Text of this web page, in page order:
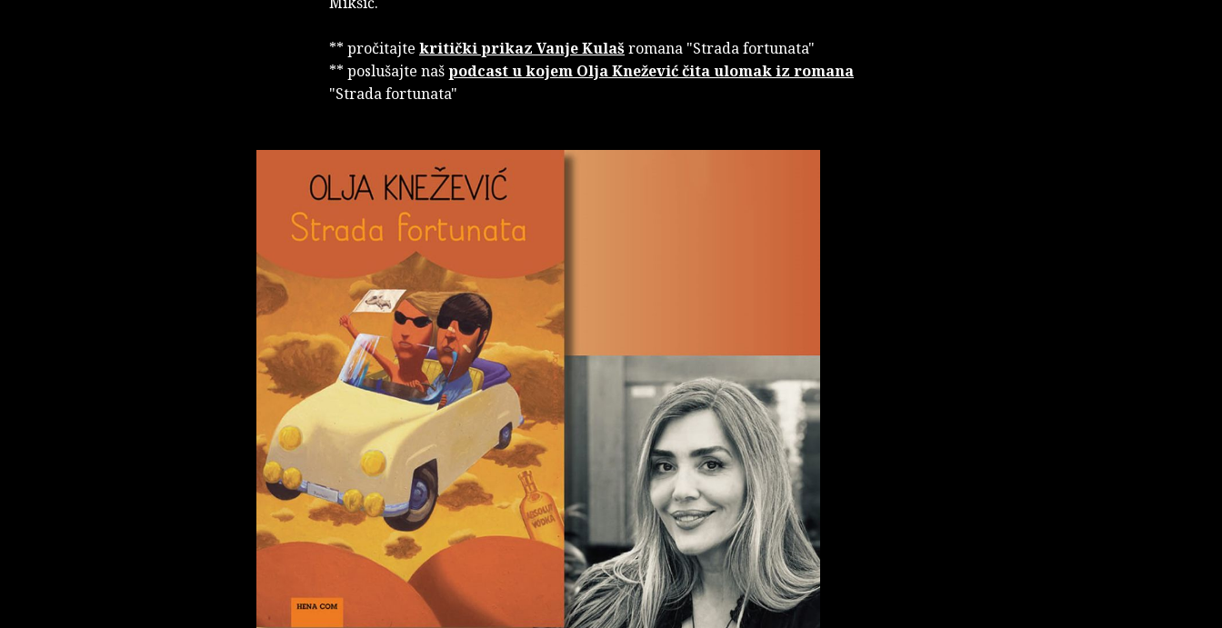
** pročitajte kritički prikaz Vanje Kulašromana "Strada fortunata"
** poslušajte našpodcast u kojem Olja Knežević čita ulomak iz romana
"Strada fortunata"